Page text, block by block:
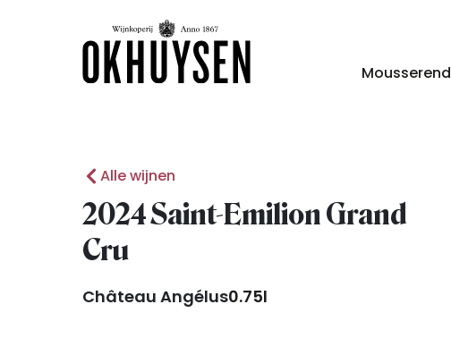
Mousserend
Alle wijnen
2024 Saint-Emilion Grand
Cru
Château Angélus0.75l